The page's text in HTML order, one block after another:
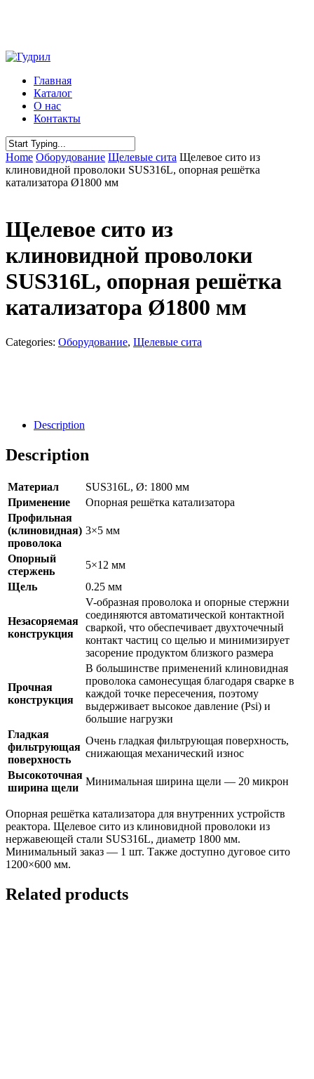
content
Menu
Главная
Каталог
О нас
Контакты
Close
Search
Home Оборудование Щелевые сита Щелевое сито из
клиновидной проволоки SUS316L, опорная решётка
катализатора Ø1800 мм
Щелевое сито из
клиновидной проволоки
SUS316L, опорная решётка
катализатора Ø1800 мм
Categories: Оборудование, Щелевые сита
Description
Description
Материал
SUS316L, Ø: 1800 мм
Применение
Опорная решётка катализатора
Профильная
(клиновидная)
проволока
3×5 мм
Опорный
стержень
5×12 мм
Щель
0.25 мм
Незасоряемая
конструкция
V-образная проволока и опорные стержни
соединяются автоматической контактной
сваркой, что обеспечивает двухточечный
контакт частиц со щелью и минимизирует
засорение продуктом близкого размера
Прочная
конструкция
В большинстве применений клиновидная
проволока самонесущая благодаря сварке в
каждой точке пересечения, поэтому
выдерживает высокое давление (Psi) и
большие нагрузки
Гладкая
фильтрующая
поверхность
Очень гладкая фильтрующая поверхность,
снижающая механический износ
Высокоточная
ширина щели
Минимальная ширина щели — 20 микрон
Опорная решётка катализатора для внутренних устройств
реактора. Щелевое сито из клиновидной проволоки из
нержавеющей стали SUS316L, диаметр 1800 мм.
Минимальный заказ — 1 шт. Также доступно дуговое сито
1200×600 мм.
Related products